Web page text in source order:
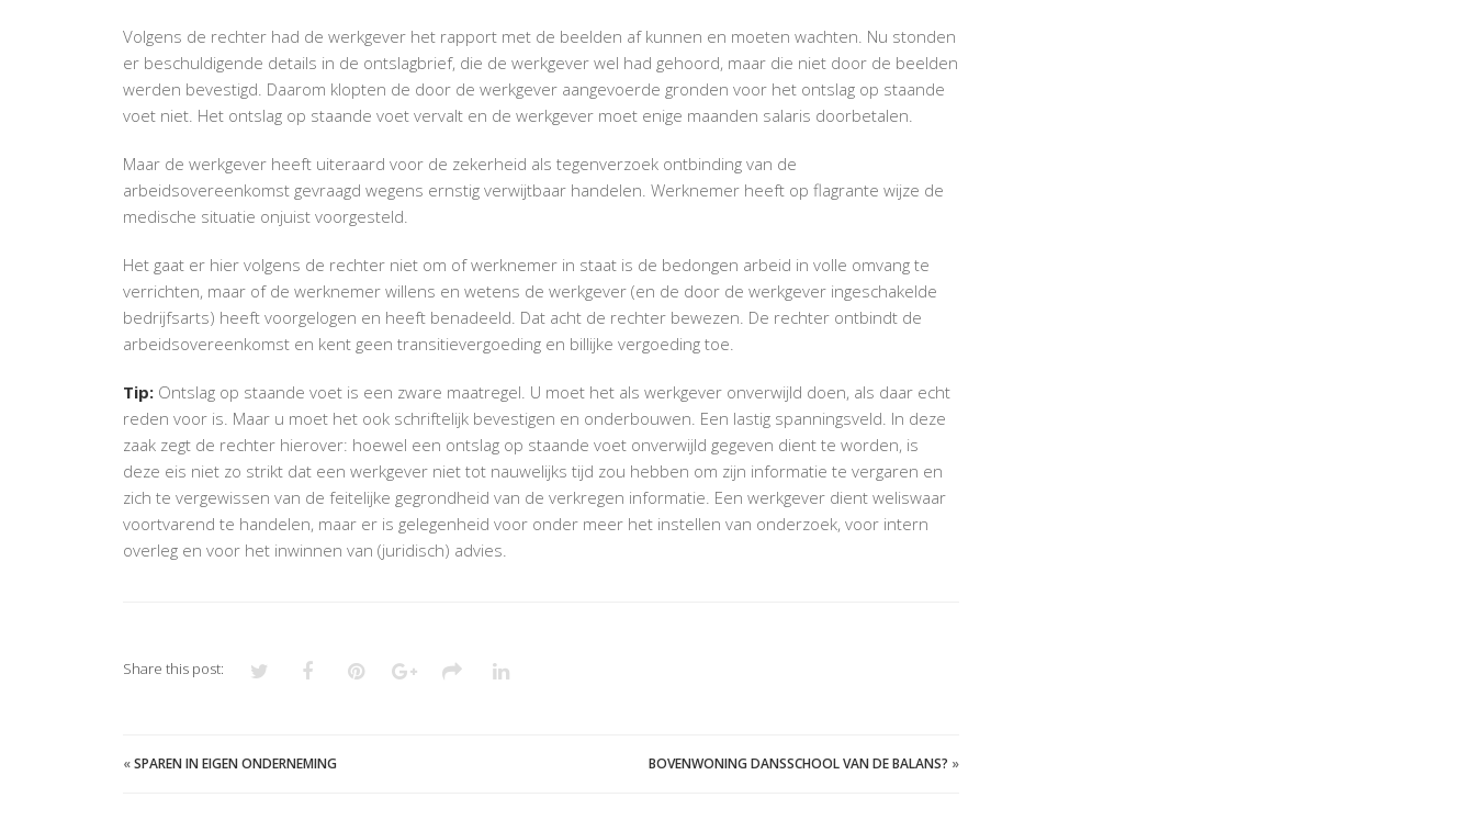
Volgens de rechter had de werkgever het rapport met de beelden af kunnen en moeten wachten. Nu stonden
er beschuldigende details in de ontslagbrief, die de werkgever wel had gehoord, maar die niet door de beelden
werden bevestigd. Daarom klopten de door de werkgever aangevoerde gronden voor het ontslag op staande
voet niet. Het ontslag op staande voet vervalt en de werkgever moet enige maanden salaris doorbetalen.
Maar de werkgever heeft uiteraard voor de zekerheid als tegenverzoek ontbinding van de
arbeidsovereenkomst gevraagd wegens ernstig verwijtbaar handelen. Werknemer heeft op flagrante wijze de
medische situatie onjuist voorgesteld.
Het gaat er hier volgens de rechter niet om of werknemer in staat is de bedongen arbeid in volle omvang te
verrichten, maar of de werknemer willens en wetens de werkgever (en de door de werkgever ingeschakelde
bedrijfsarts) heeft voorgelogen en heeft benadeeld. Dat acht de rechter bewezen. De rechter ontbindt de
arbeidsovereenkomst en kent geen transitievergoeding en billijke vergoeding toe.
Tip: Ontslag op staande voet is een zware maatregel. U moet het als werkgever onverwijld doen, als daar echt
reden voor is. Maar u moet het ook schriftelijk bevestigen en onderbouwen. Een lastig spanningsveld. In deze
zaak zegt de rechter hierover: hoewel een ontslag op staande voet onverwijld gegeven dient te worden, is
deze eis niet zo strikt dat een werkgever niet tot nauwelijks tijd zou hebben om zijn informatie te vergaren en
zich te vergewissen van de feitelijke gegrondheid van de verkregen informatie. Een werkgever dient weliswaar
voortvarend te handelen, maar er is gelegenheid voor onder meer het instellen van onderzoek, voor intern
overleg en voor het inwinnen van (juridisch) advies.
Share this post:
«SPAREN IN EIGEN ONDERNEMING BOVENWONING DANSSCHOOL VAN DE BALANS? »